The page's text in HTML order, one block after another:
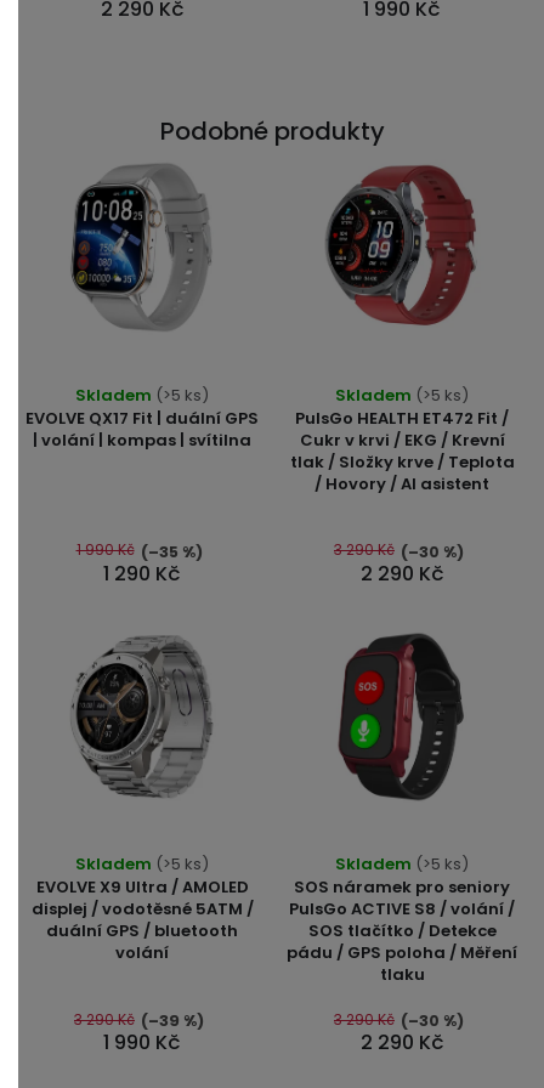
hvězdiček.
2 290 Kč
hvězdiček.
1 990 Kč
Podobné produkty
EVOLVE QX17 Fit | duální GPS
| volání | kompas | svítilna
Skladem (>5 ks)
1 290 Kč
1 990 Kč (–35 %)
PulsGo HEALTH ET472 Fit /
Cukr v krvi / EKG / Krevní
tlak / Složky krve / Teplota
/ Hovory / AI asistent
hodnocení
produktu
je
5,0
5
hvězdiček.
Skladem (>5 ks)
2 290 Kč
3 290 Kč (–30 %)
EVOLVE X9 Ultra / AMOLED
displej / vodotěsné 5ATM /
duální GPS / bluetooth
volání
Skladem (>5 ks)
1 990 Kč
3 290 Kč (–39 %)
SOS náramek pro seniory
PulsGo ACTIVE S8 / volání /
SOS tlačítko / Detekce
pádu / GPS poloha / Měření
tlaku
Skladem (>5 ks)
2 290 Kč
3 290 Kč (–30 %)